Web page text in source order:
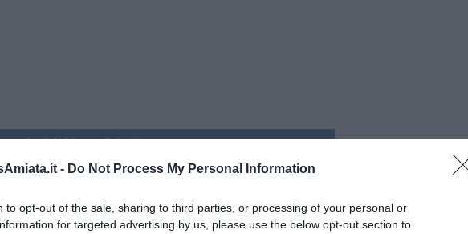
- Do Not Process My Personal Information
to opt-out of the sale, sharing to third parties, or processing of your personal or
for targeted advertising by us, please use the below opt-out section to
di Marco Celati